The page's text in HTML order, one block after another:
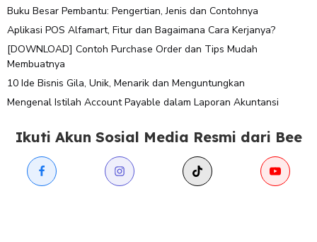
Buku Besar Pembantu: Pengertian, Jenis dan Contohnya
Aplikasi POS Alfamart, Fitur dan Bagaimana Cara Kerjanya?
[DOWNLOAD] Contoh Purchase Order dan Tips Mudah
Membuatnya
10 Ide Bisnis Gila, Unik, Menarik dan Menguntungkan
Mengenal Istilah Account Payable dalam Laporan Akuntansi
Ikuti Akun Sosial Media Resmi dari Bee